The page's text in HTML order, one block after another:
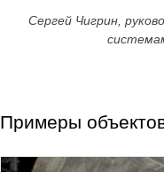
Сергей Чигрин,
Примеры